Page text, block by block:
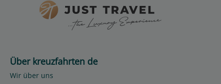
Über kreuzfahrten de
Wir über uns